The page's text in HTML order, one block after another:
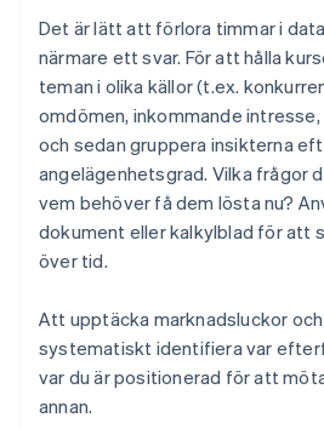
Det är lätt att förlora timmar i
närmare ett svar. För att hålla
teman i olika källor (t.ex.
omdömen, inkommande
och sedan gruppera insikterna
angelägenhetsgrad. Vilka frågor
vem behöver få dem lösta nu?
dokument eller kalkylblad för att
över tid.
Att upptäcka marknadsluckor
systematiskt identifiera var
var du är positionerad för att
annan.